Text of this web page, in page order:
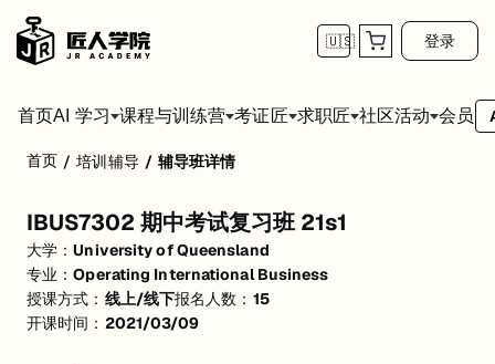
🇺🇸 登录
首页AI 学习 课程与训练营 考证匠 求职匠 社区活动 会员
活动形式: 线上/线下
开始日期: 2021/3/9
已有 15 名同学报名参加
首页 / 培训辅导 / 辅导班详情
IBUS7302 期中考试复习班 21s1
大学：University of Queensland
专业：Operating International Business
授课方式： 线上/线下报名人数： 15
开课时间： 2021/03/09